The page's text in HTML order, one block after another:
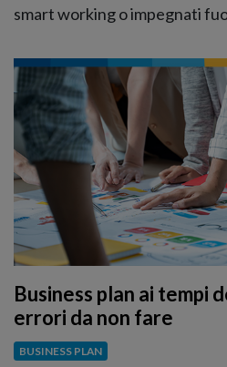
smart working o impegnati
Business plan ai tempi
errori da non fare
BUSINESS PLAN